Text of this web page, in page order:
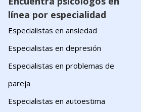
línea por especialidad
Especialistas en ansiedad
Especialistas en depresión
Especialistas en problemas de
pareja
Especialistas en autoestima